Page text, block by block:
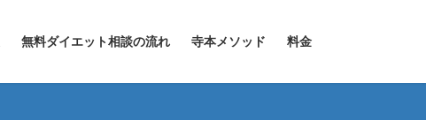
無料ダイエット相談の流れ 寺本メソッド 料金